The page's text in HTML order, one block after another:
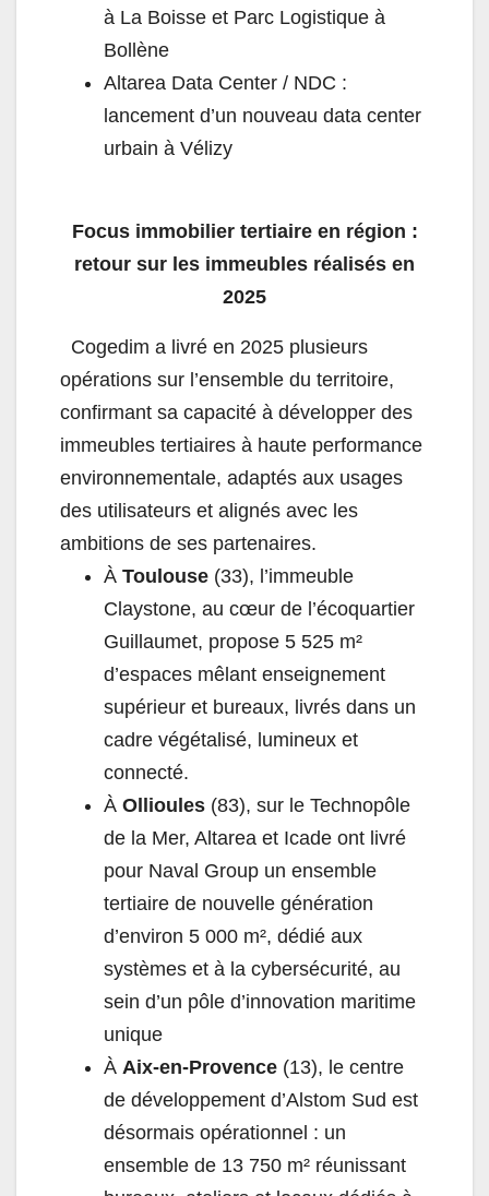
à La Boisse et Parc Logistique à
Bollène
Altarea Data Center / NDC :
lancement d’un nouveau data center
urbain à Vélizy
Focus immobilier tertiaire en région :
retour sur les immeubles réalisés en
2025
Cogedim a livré en 2025 plusieurs
opérations sur l’ensemble du territoire,
confirmant sa capacité à développer des
immeubles tertiaires à haute performance
environnementale, adaptés aux usages
des utilisateurs et alignés avec les
ambitions de ses partenaires.
À Toulouse (33), l’immeuble
Claystone, au cœur de l’écoquartier
Guillaumet, propose 5 525 m²
d’espaces mêlant enseignement
supérieur et bureaux, livrés dans un
cadre végétalisé, lumineux et
connecté.
À Ollioules (83), sur le Technopôle
de la Mer, Altarea et Icade ont livré
pour Naval Group un ensemble
tertiaire de nouvelle génération
d’environ 5 000 m², dédié aux
systèmes et à la cybersécurité, au
sein d’un pôle d’innovation maritime
unique
À Aix-en-Provence (13), le centre
de développement d’Alstom Sud est
désormais opérationnel : un
ensemble de 13 750 m² réunissant